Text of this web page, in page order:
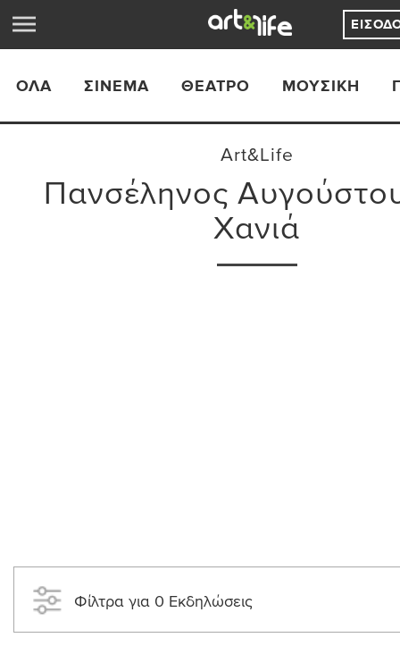
ΟΛΑ ΣΙΝΕΜΆ ΘΈΑΤΡΟ ΜΟΥΣΙΚΉ
Art&Life
Πανσέληνος
Χανιά
Φίλτρα για 0 Εκδηλώσεις